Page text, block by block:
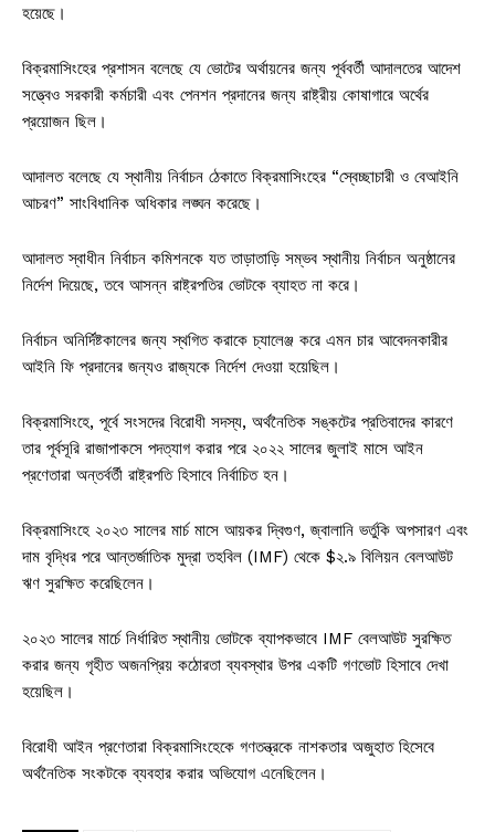
হয়েছে।
বিক্রমাসিংহের প্রশাসন বলেছে যে ভোটের অর্থায়নের জন্য পূর্ববর্তী আদালতের আদেশ
সত্ত্বেও সরকারী কর্মচারী এবং পেনশন প্রদানের জন্য রাষ্ট্রীয় কোষাগারে অর্থের
প্রয়োজন ছিল।
আদালত বলেছে যে স্থানীয় নির্বাচন ঠেকাতে বিক্রমাসিংহের “স্বেচ্ছাচারী ও বেআইনি
আচরণ” সাংবিধানিক অধিকার লঙ্ঘন করেছে।
আদালত স্বাধীন নির্বাচন কমিশনকে যত তাড়াতাড়ি সম্ভব স্থানীয় নির্বাচন অনুষ্ঠানের
নির্দেশ দিয়েছে, তবে আসন্ন রাষ্ট্রপতির ভোটকে ব্যাহত না করে।
নির্বাচন অনির্দিষ্টকালের জন্য স্থগিত করাকে চ্যালেঞ্জ করে এমন চার আবেদনকারীর
আইনি ফি প্রদানের জন্যও রাজ্যকে নির্দেশ দেওয়া হয়েছিল।
বিক্রমাসিংহে, পূর্বে সংসদের বিরোধী সদস্য, অর্থনৈতিক সঙ্কটের প্রতিবাদের কারণে
তার পূর্বসূরি রাজাপাকসে পদত্যাগ করার পরে ২০২২ সালের জুলাই মাসে আইন
প্রণেতারা অন্তর্বর্তী রাষ্ট্রপতি হিসাবে নির্বাচিত হন।
বিক্রমাসিংহে ২০২৩ সালের মার্চ মাসে আয়কর দ্বিগুণ, জ্বালানি ভর্তুকি অপসারণ এবং
দাম বৃদ্ধির পরে আন্তর্জাতিক মুদ্রা তহবিল (IMF) থেকে $২.৯ বিলিয়ন বেলআউট
ঋণ সুরক্ষিত করেছিলেন।
২০২৩ সালের মার্চে নির্ধারিত স্থানীয় ভোটকে ব্যাপকভাবে IMF বেলআউট সুরক্ষিত
করার জন্য গৃহীত অজনপ্রিয় কঠোরতা ব্যবস্থার উপর একটি গণভোট হিসাবে দেখা
হয়েছিল।
বিরোধী আইন প্রণেতারা বিক্রমাসিংহেকে গণতন্ত্রকে নাশকতার অজুহাত হিসেবে
অর্থনৈতিক সংকটকে ব্যবহার করার অভিযোগ এনেছিলেন।